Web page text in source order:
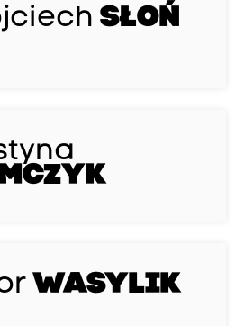
SŁOŃ
WASYLIK